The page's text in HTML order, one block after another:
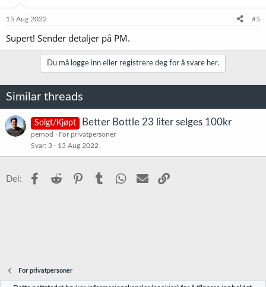
15 Aug 2022 #5
Supert! Sender detaljer på PM.
Du må logge inn eller registrere deg for å svare her.
Similar threads
Solgt/Kjøpt Better Bottle 23 liter selges 100kr
pernod
For privatpersoner
Svar 3 13 Aug 2022
Del: Facebook
Reddit PinterestTumblr WhatsApp
E-post
For privatpersoner